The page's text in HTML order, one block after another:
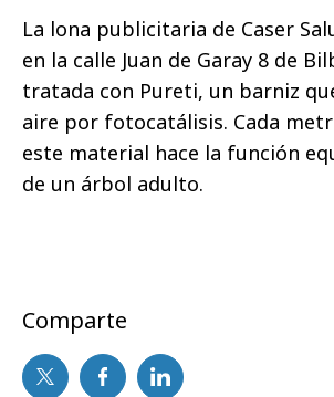
La lona publicitaria de Caser
en la calle Juan de Garay 8 de
tratada con Pureti, un barniz
aire por fotocatálisis. Cada
este material hace la función
de un árbol adulto.
Comparte